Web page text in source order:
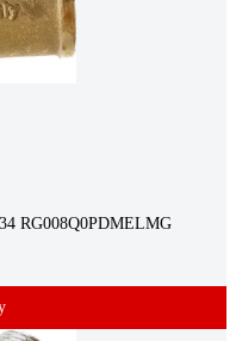
RG008Q0PDMELMG